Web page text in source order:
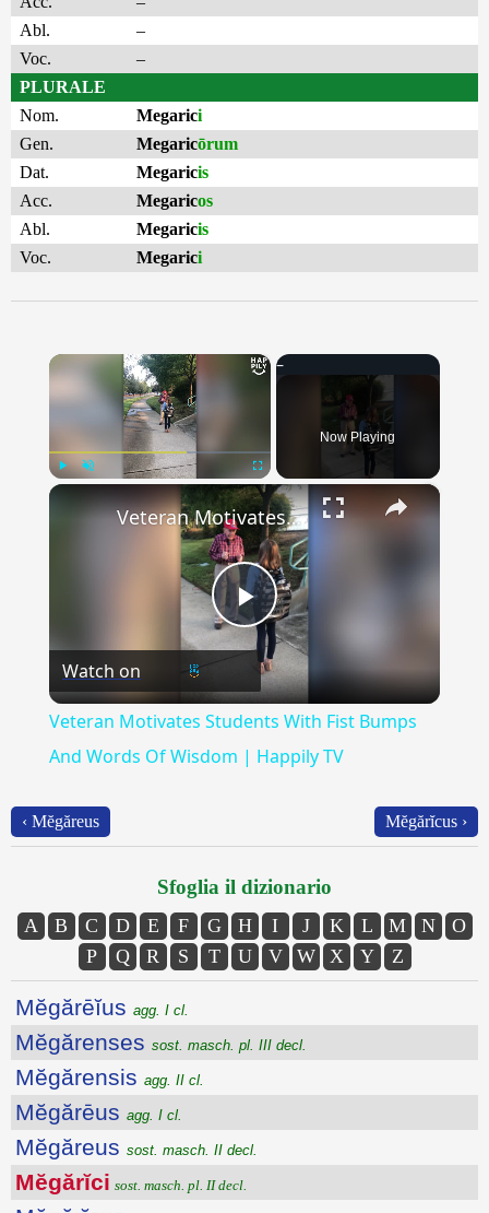
Abl.
–
Voc.
–
PLURALE
Nom.
Megarici
Gen.
Megaricōrum
Dat.
Megaricis
Acc.
Megaricos
Abl.
Megaricis
Voc.
Megarici
×
Fullscreen
Now Playing
×
Play
Video
Veteran Motivates Students With Fist Bumps And Words Of Wisdom | Happily TV
Watch on
Veteran Motivates Students With Fist Bumps
And Words Of Wisdom | Happily TV
‹ Mĕgăreus Mĕgărĭcus ›
Sfoglia il dizionario
A B C D E F G H I J K L M N
O
P
Q R S T U V W X Y Z
Mĕgărēĭus agg. I cl.
Mĕgărenses sost. masch. pl. III decl.
Mĕgărensis agg. II cl.
Mĕgărēus agg. I cl.
Mĕgăreus sost. masch. II decl.
Mĕgărĭci sost. masch. pl. II decl.